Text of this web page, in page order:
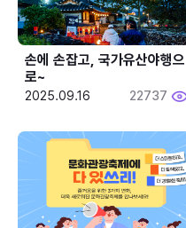
손에 손잡고, 국가유산야행으
로~
2025.09.16 22737